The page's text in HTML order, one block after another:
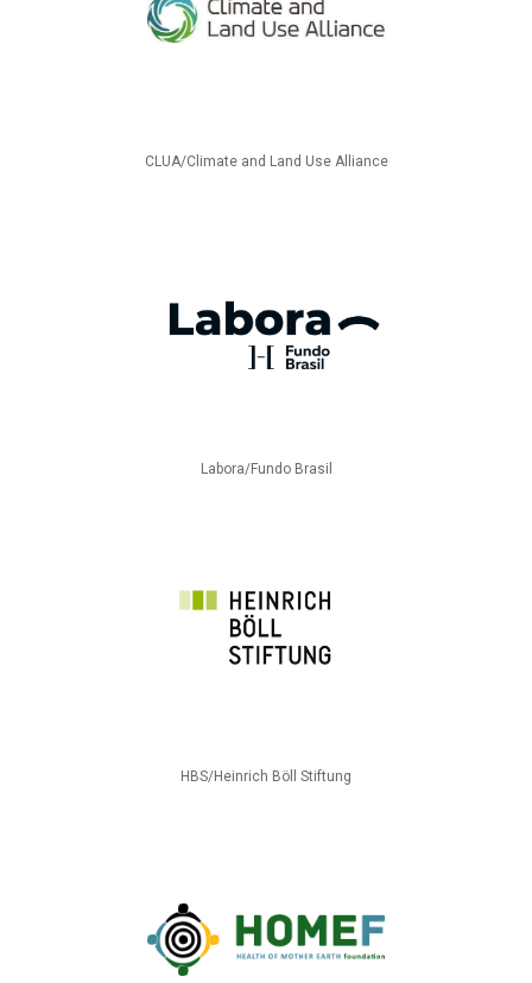
CLUA/Climate and Land Use Alliance
Labora/Fundo Brasil
HBS/Heinrich Böll Stiftung